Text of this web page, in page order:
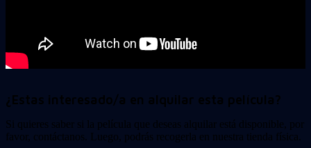
¿Estas interesado/a en alquilar esta película?
Si quieres saber si la película que deseas alquilar está disponible, por
favor, contáctanos. Luego, podrás recogerla en nuestra tienda física.